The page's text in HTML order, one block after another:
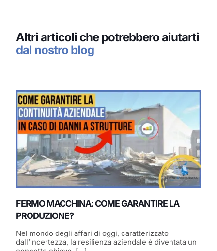
Altri articoli che potrebbero aiutarti
dal nostro blog
FERMO MACCHINA: COME GARANTIRE LA
PRODUZIONE?
Nel mondo degli affari di oggi, caratterizzato
dall’incertezza, la resilienza aziendale è diventata un